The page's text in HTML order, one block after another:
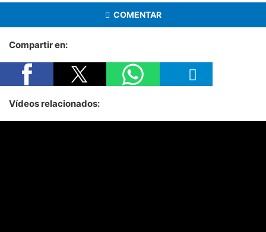
COMENTAR
Compartir en:
Vídeos relacionados: